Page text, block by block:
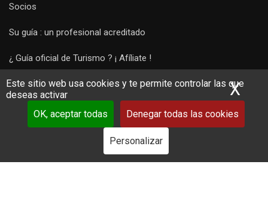
Este sitio web usa cookies y te permite controlar las que
deseas activar
OK, aceptar todas
Denegar todas las cookies
Personalizar
X
Socios
Su guía : un profesional acreditado
¿ Guía oficial de Turismo ? ¡ Afíliate !
Subir una visita y empezar a trabajar !